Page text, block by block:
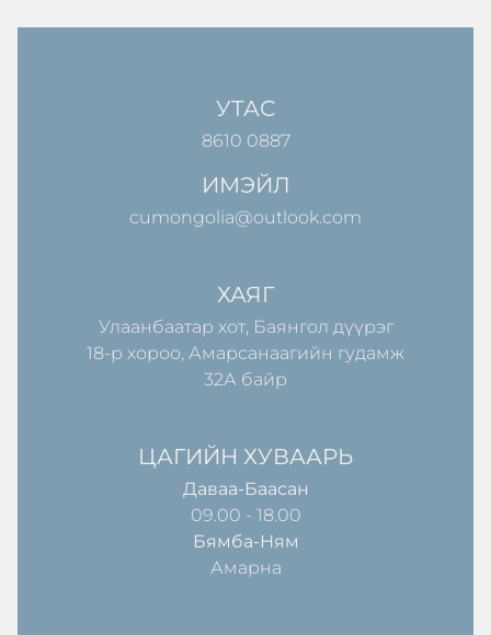
УТАС
8610 0887
ИМЭЙЛ
cumongolia@outlook.com
ХАЯГ
Улаанбаатар хот, Баянгол дүүрэг
18-р хороо, Амарсанаагийн гудамж
32А байр
ЦАГИЙН ХУВААРЬ
Даваа-Баасан
09.00 - 18.00
Бямба-Ням
Амарна